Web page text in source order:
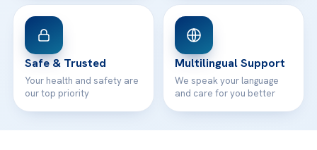
Safe & Trusted
Your health and safety are
our top priority
Multilingual Support
We speak your language
and care for you better